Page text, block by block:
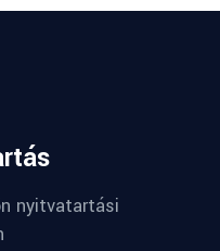
nyitvatartási